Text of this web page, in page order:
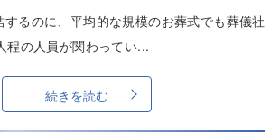
るのに、平均的な規模のお葬式でも葬儀社
程の人員が関わってい...
続きを読む